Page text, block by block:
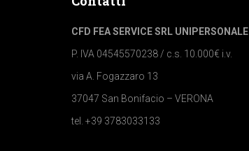
CFD FEA SERVICE SRL UNIPERSONALE
P. IVA 04545570238 / c.s. 10.000€ i.v.
via A. Fogazzaro 13
37047 San Bonifacio – VERONA
tel. +39 3783033133